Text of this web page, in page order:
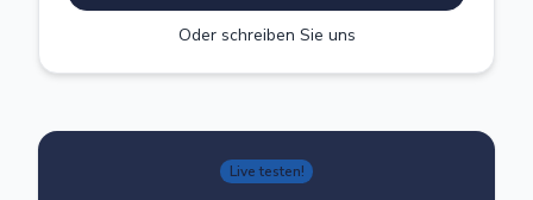
Oder schreiben Sie uns
Live testen!